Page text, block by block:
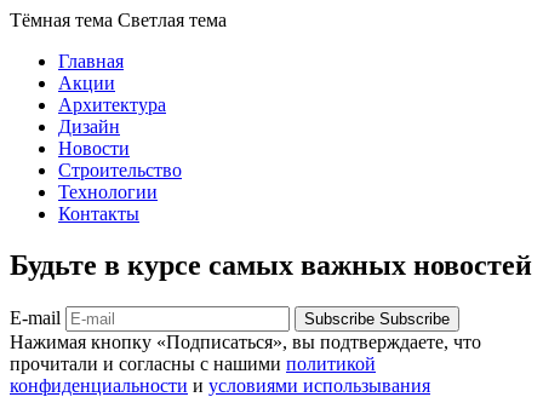
Тёмная тема Светлая тема
Главная
Акции
Архитектура
Дизайн
Новости
Строительство
Технологии
Контакты
Будьте в курсе самых важных новостей
E-mail Subscribe Subscribe
Нажимая кнопку «Подписаться», вы подтверждаете, что
прочитали и согласны с нашими политикой
конфиденциальности и условиями использывания